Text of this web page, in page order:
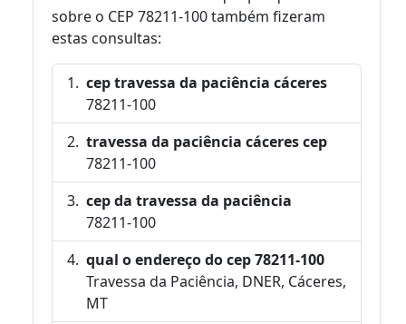
sobre o CEP 78211-100 também fizeram
estas consultas:
cep travessa da paciência cáceres
78211-100
travessa da paciência cáceres cep
78211-100
cep da travessa da paciência
78211-100
qual o endereço do cep 78211-100
Travessa da Paciência, DNER, Cáceres,
MT